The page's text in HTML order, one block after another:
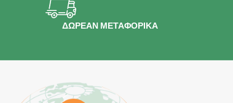
ΔΩΡΕΑΝ ΜΕΤΑΦΟΡΙΚΑ